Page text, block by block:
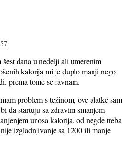
šest dana u nedelji ali umerenim
kalorija mi je duplo manji nego
prema tome se ravnam.
problem s težinom, ove alatke sam
da startuju sa zdravim smanjem
unosa kalorija. od negde treba
izgladnjivanje sa 1200 ili manje